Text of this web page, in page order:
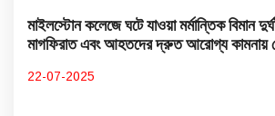
মাইলস্টোন কলেজে ঘটে যাওয়া মর্মান্তিক বিমান
মাগফিরাত এবং আহতদের দ্রুত আরোগ্য কামনায়
22-07-2025